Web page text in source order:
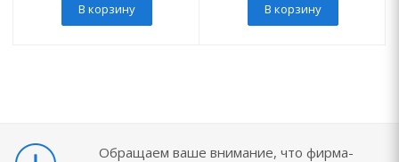
В корзину В корзину
Обращаем ваше внимание, что фирма-